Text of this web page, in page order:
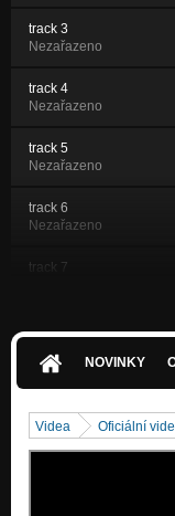
track 3
Nezařazeno
track 4
Nezařazeno
track 5
Nezařazeno
track 6
Nezařazeno
track 7
track 9
track 10
NOVINKY
Videa Oficiální